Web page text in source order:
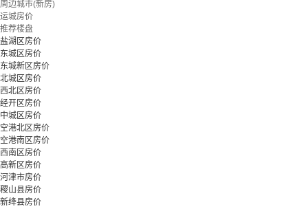
周边城市(新房)
运城房价
推荐楼盘
盐湖区房价
东城区房价
东城新区房价
北城区房价
西北区房价
经开区房价
中城区房价
空港北区房价
空港南区房价
西南区房价
高新区房价
河津市房价
稷山县房价
新绛县房价